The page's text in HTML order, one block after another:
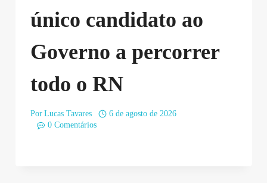
único candidato ao
Governo a percorrer
todo o RN
Por Lucas Tavares
6 de agosto de 2026
0 Comentários